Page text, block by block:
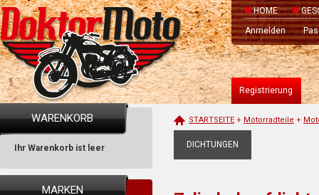
HOME
Anmelden
Registrierung
WARENKORB
Ihr Warenkorb ist leer
MARKEN
STARTSEITE + Motorradteile +
DICHTUNGEN